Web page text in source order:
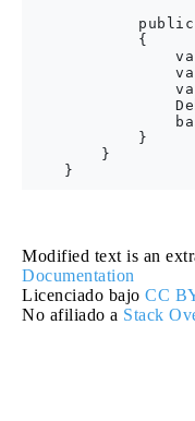
            {
            }
        }
Modified text is an
Documentation
Licenciado bajo CC
No afiliado a Stack